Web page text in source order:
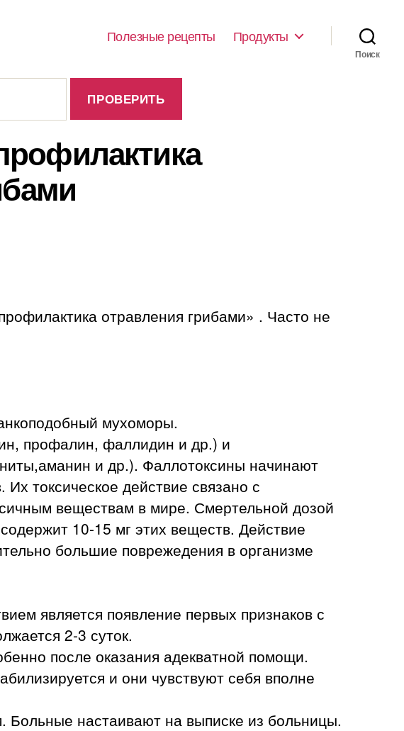
Полезные рецепты Продукты
Поиск
отравления грибами» . Часто не
мухоморы.
профалин, фаллидин и др.) и
и др.). Фаллотоксины начинают
токсическое действие связано с
веществам в мире. Смертельной дозой
10-15 мг этих веществ. Действие
большие поврежедения в организме
является появление первых признаков с
2-3 суток.
после оказания адекватной помощи.
и они чувствуют себя вполне
Больные настаивают на выписке из больницы.